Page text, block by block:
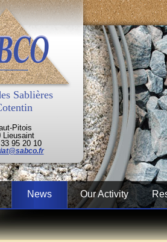
Sablières
Pitois
Lieusaint
95 20 10
News Our Activity